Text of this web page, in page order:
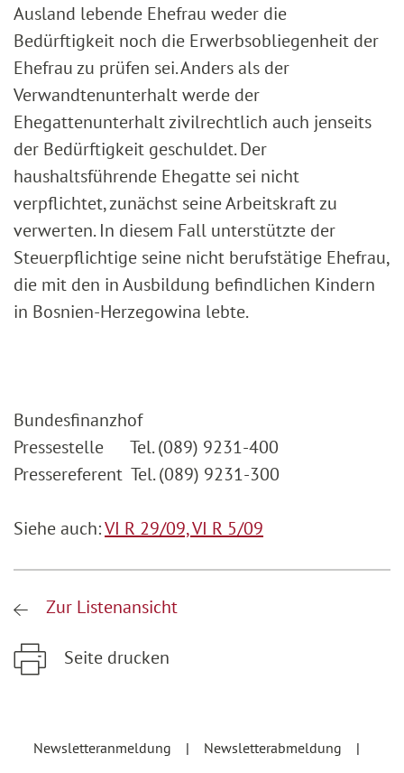
Ausland lebende Ehefrau weder die
Bedürftigkeit noch die Erwerbsobliegenheit der
Ehefrau zu prüfen sei. Anders als der
Verwandtenunterhalt werde der
Ehegattenunterhalt zivilrechtlich auch jenseits
der Bedürftigkeit geschuldet. Der
haushaltsführende Ehegatte sei nicht
verpflichtet, zunächst seine Arbeitskraft zu
verwerten. In diesem Fall unterstützte der
Steuerpflichtige seine nicht berufstätige Ehefrau,
die mit den in Ausbildung befindlichen Kindern
in Bosnien-Herzegowina lebte.
Bundesfinanzhof
Pressestelle Tel. (089) 9231-400
Pressereferent Tel. (089) 9231-300
Siehe auch:VI R 29/09,VI R 5/09
Zur Listenansicht
Seite drucken
Newsletteranmeldung
Newsletterabmeldung